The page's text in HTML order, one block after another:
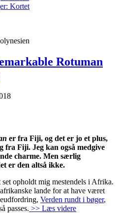
Kortet
Rotuman
er fra Fiji, og det er jo et plus,
fra Fiji. Jeg kan også medgive
charme. Men særlig
er den altså ikke.
opholdt mig mestendels i Afrika.
lande for at have været
Verden rundt i bøger,
passes. >> Læs videre